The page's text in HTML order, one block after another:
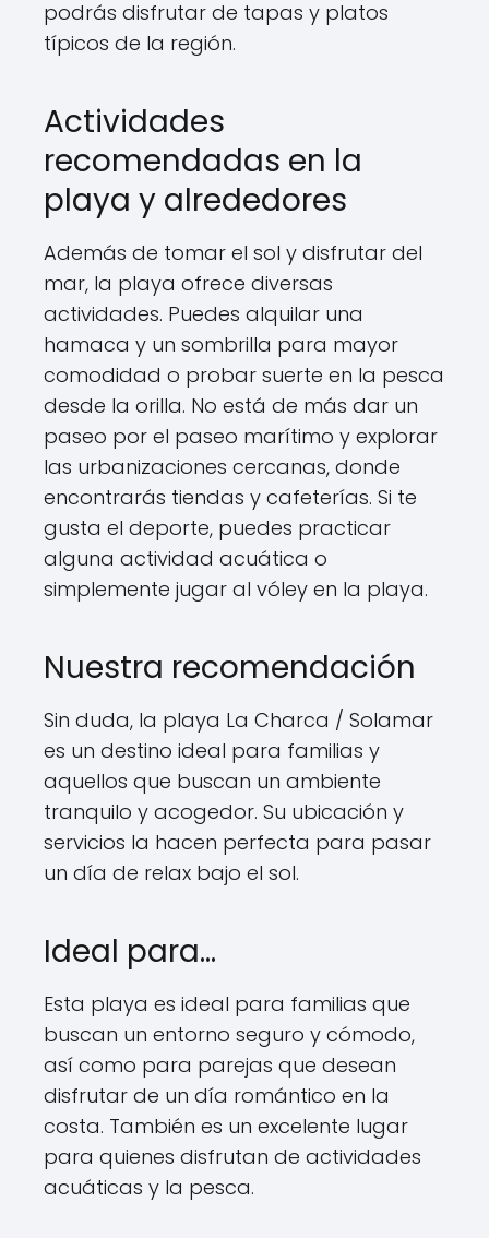
podrás disfrutar de tapas y platos
típicos de la región.
Actividades
recomendadas en la
playa y alrededores
Además de tomar el sol y disfrutar del
mar, la playa ofrece diversas
actividades. Puedes alquilar una
hamaca y un sombrilla para mayor
comodidad o probar suerte en la pesca
desde la orilla. No está de más dar un
paseo por el paseo marítimo y explorar
las urbanizaciones cercanas, donde
encontrarás tiendas y cafeterías. Si te
gusta el deporte, puedes practicar
alguna actividad acuática o
simplemente jugar al vóley en la playa.
Nuestra recomendación
Sin duda, la playa La Charca / Solamar
es un destino ideal para familias y
aquellos que buscan un ambiente
tranquilo y acogedor. Su ubicación y
servicios la hacen perfecta para pasar
un día de relax bajo el sol.
Ideal para...
Esta playa es ideal para familias que
buscan un entorno seguro y cómodo,
así como para parejas que desean
disfrutar de un día romántico en la
costa. También es un excelente lugar
para quienes disfrutan de actividades
acuáticas y la pesca.